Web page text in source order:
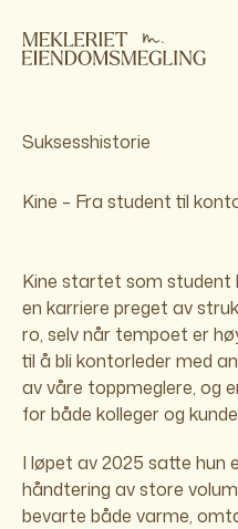
Suksesshistorie
Kine – Fra student til
Kine startet som student
en karriere preget av
ro, selv når tempoet er
til å bli kontorleder med
av våre toppmeglere, og
for både kolleger og
I løpet av 2025 satte hun
håndtering av store
bevarte både varme,